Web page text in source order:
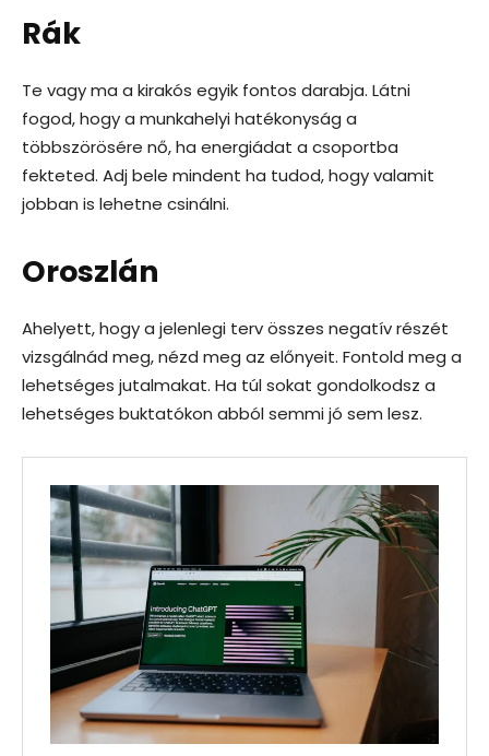
Rák
Te vagy ma a kirakós egyik fontos darabja. Látni
fogod, hogy a munkahelyi hatékonyság a
többszörösére nő, ha energiádat a csoportba
fekteted. Adj bele mindent ha tudod, hogy valamit
jobban is lehetne csinálni.
Oroszlán
Ahelyett, hogy a jelenlegi terv összes negatív részét
vizsgálnád meg, nézd meg az előnyeit. Fontold meg a
lehetséges jutalmakat. Ha túl sokat gondolkodsz a
lehetséges buktatókon abból semmi jó sem lesz.